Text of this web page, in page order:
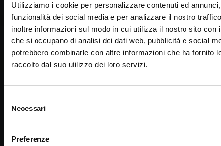
Utilizziamo i cookie per personalizzare contenuti ed
funzionalità dei social media e per analizzare il nostro
inoltre informazioni sul modo in cui utilizza il nostro sito con
che si occupano di analisi dei dati web, pubblicità e social
potrebbero combinarle con altre informazioni che ha fornito
raccolto dal suo utilizzo dei loro servizi.
delNecessari
Preferenze